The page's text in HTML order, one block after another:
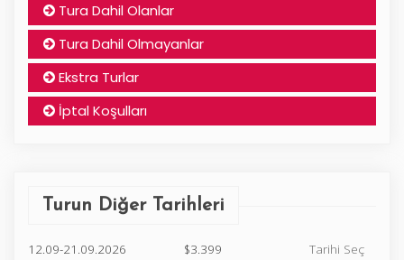
Tura Dahil Olanlar
Tura Dahil Olmayanlar
Ekstra Turlar
İptal Koşulları
Turun Diğer Tarihleri
12.09-21.09.2026 $3.399 Tarihi Seç